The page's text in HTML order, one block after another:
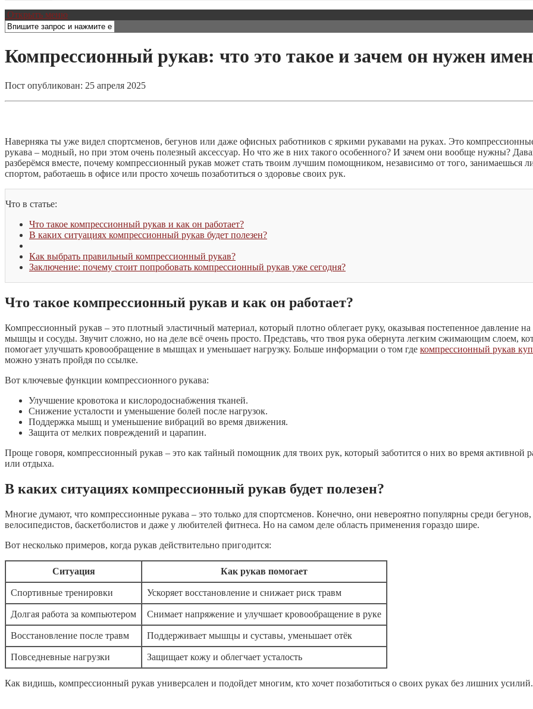
Открыть меню
Компрессионный рукав: что это такое и зачем он нужен
Пост опубликован: 25 апреля 2025
Наверняка ты уже видел спортсменов, бегунов или даже офисных работников с яркими рукавами на руках. Это
рукава – модный, но при этом очень полезный аксессуар. Но что же в них такого особенного? И зачем они вообще нужны?
разберёмся вместе, почему компрессионный рукав может стать твоим лучшим помощником, независимо от того, занимаешься
спортом, работаешь в офисе или просто хочешь позаботиться о здоровье своих рук.
Что в статье:
Что такое компрессионный рукав и как он работает?
В каких ситуациях компрессионный рукав будет полезен?
Как выбрать правильный компрессионный рукав?
Заключение: почему стоит попробовать компрессионный рукав уже сегодня?
Что такое компрессионный рукав и как он работает?
Компрессионный рукав – это плотный эластичный материал, который плотно облегает руку, оказывая постепенное давление на
мышцы и сосуды. Звучит сложно, но на деле всё очень просто. Представь, что твоя рука обернута легким сжимающим слоем,
помогает улучшать кровообращение в мышцах и уменьшает нагрузку. Больше информации о том где компрессионный рукав
можно узнать пройдя по ссылке.
Вот ключевые функции компрессионного рукава:
Улучшение кровотока и кислородоснабжения тканей.
Снижение усталости и уменьшение болей после нагрузок.
Поддержка мышц и уменьшение вибраций во время движения.
Защита от мелких повреждений и царапин.
Проще говоря, компрессионный рукав – это как тайный помощник для твоих рук, который заботится о них во время активной
или отдыха.
В каких ситуациях компрессионный рукав будет полезен?
Многие думают, что компрессионные рукава – это только для спортсменов. Конечно, они невероятно популярны среди бегунов,
велосипедистов, баскетболистов и даже у любителей фитнеса. Но на самом деле область применения гораздо шире.
Вот несколько примеров, когда рукав действительно пригодится:
Ситуация Как рукав помогает
Спортивные тренировки Ускоряет восстановление и снижает риск травм
Долгая работа за компьютером Снимает напряжение и улучшает кровообращение в руке
Восстановление после травм Поддерживает мышцы и суставы, уменьшает отёк
Повседневные нагрузки Защищает кожу и облегчает усталость
Как видишь, компрессионный рукав универсален и подойдет многим, кто хочет позаботиться о своих руках без лишних усилий.